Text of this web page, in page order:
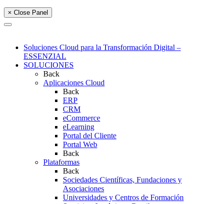
× Close Panel
Soluciones Cloud para la Transformación Digital –
ESSENZIAL
SOLUCIONES
Back
Aplicaciones Cloud
Back
ERP
CRM
eCommerce
eLearning
Portal del Cliente
Portal Web
Back
Plataformas
Back
Sociedades Científicas, Fundaciones y
Asociaciones
Universidades y Centros de Formación